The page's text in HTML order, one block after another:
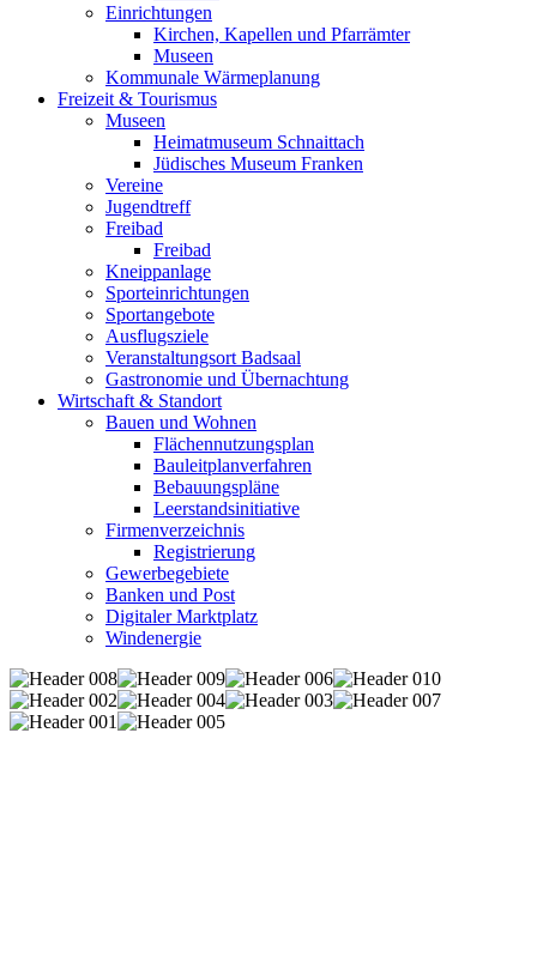
Einrichtungen
Kirchen, Kapellen und Pfarrämter
Museen
Kommunale Wärmeplanung
Freizeit & Tourismus
Museen
Heimatmuseum Schnaittach
Jüdisches Museum Franken
Vereine
Jugendtreff
Freibad
Freibad
Kneippanlage
Sporteinrichtungen
Sportangebote
Ausflugsziele
Veranstaltungsort Badsaal
Gastronomie und Übernachtung
Wirtschaft & Standort
Bauen und Wohnen
Flächennutzungsplan
Bauleitplanverfahren
Bebauungspläne
Leerstandsinitiative
Firmenverzeichnis
Registrierung
Gewerbegebiete
Banken und Post
Digitaler Marktplatz
Windenergie